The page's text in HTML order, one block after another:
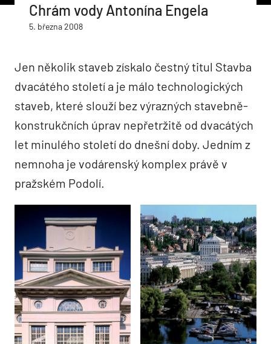
Chrám vody Antonína Engela
5. března 2008
Jen několik staveb získalo čestný titul Stavba
dvacátého století a je málo technologických
staveb, které slouží bez výrazných stavebně-
konstrukčních úprav nepřetržitě od dvacátých
let minulého století do dnešní doby. Jedním z
nemnoha je vodárenský komplex právě v
pražském Podolí.